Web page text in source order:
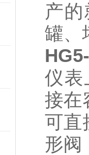
产
罐、
仪表
接在
可直
形阀